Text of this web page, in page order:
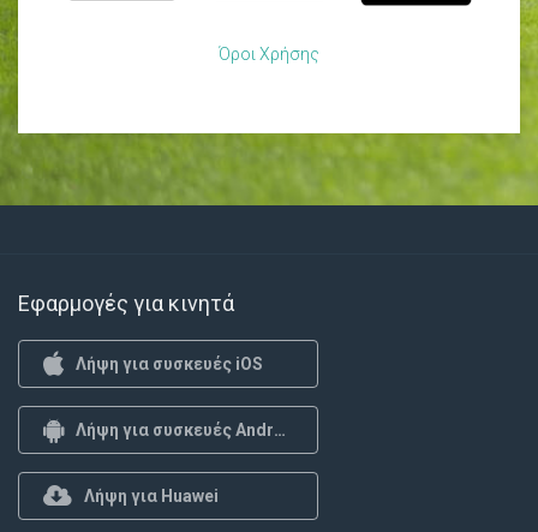
Όροι Χρήσης
Εφαρμογές για κινητά
Λήψη για συσκευές iOS
Λήψη για συσκευές Android
Λήψη για Huawei